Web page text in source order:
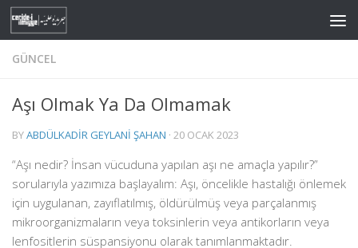
Skip to content
GÜNCEL
Aşı Olmak Ya Da Olmamak
BYABDÜLKADIR GEYLANI ŞAHAN · 20 OCAK 2023
“Aşı nedir? İnsan vücuduna yapılan aşı ne amaçla yapılır?”
sorularıyla yazımıza başlayalım: Aşı, öncelikle hastalığı önlemek
için uygulanan, zayıflatılmış, öldürülmüş veya parçalanmış
mikroorganizmaların veya toksinlerin veya antikorların veya
lenfositlerin süspansiyonu olarak tanımlanmaktadır.